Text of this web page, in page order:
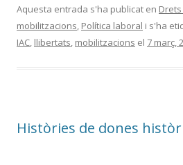
Aquesta entrada s'ha publicat en
mobilitzacions Política laboral i s'ha
IAC llibertats mobilitzacions el 7 març,
Històries de dones